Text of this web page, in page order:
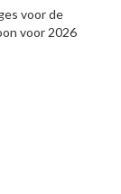
voor de
voor 2026